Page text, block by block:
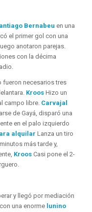
Bernabeu en una
el primer gol con una
anotaron parejas.
con la décima
fueron necesarios tres
KroosHizo un
campo libre. Carvajal
de Gayá, disparó una
en el palo izquierdo
alquilar Lanza un tiro
más tarde y,
KroosCasi pone el 2-
y llegó por mediación
una enorme lunino